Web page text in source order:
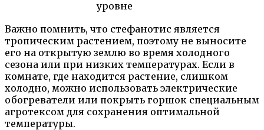
уровне
Важно помнить, что стефанотис является
тропическим растением, поэтому не выносите
его на открытую землю во время холодного
сезона или при низких температурах. Если в
комнате, где находится растение, слишком
холодно, можно использовать электрические
обогреватели или покрыть горшок специальным
агротексом для сохранения оптимальной
температуры.